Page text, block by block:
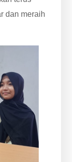
dan meraih